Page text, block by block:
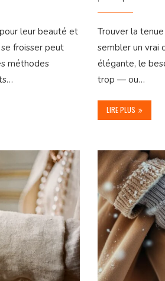
leur beauté et
froisser peut
méthodes
Trouver la
sembler un vrai
élégante, le
trop — ou…
LIRE PLUS